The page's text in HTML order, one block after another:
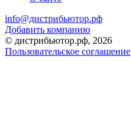
info@дистрибьютор.рф
Добавить компанию
© дистрибьютор.рф, 2026
Пользовательское соглашение